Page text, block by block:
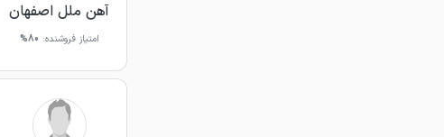
آهن ملل اصفهان
امتیاز فروشنده: 80%